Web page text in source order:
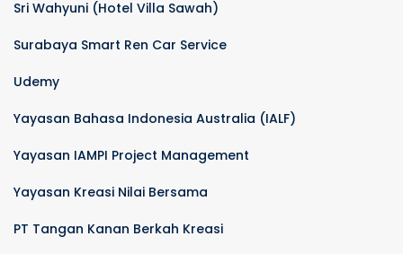
Sri Wahyuni (Hotel Villa Sawah)
Surabaya Smart Ren Car Service
Udemy
Yayasan Bahasa Indonesia Australia (IALF)
Yayasan IAMPI Project Management
Yayasan Kreasi Nilai Bersama
PT Tangan Kanan Berkah Kreasi